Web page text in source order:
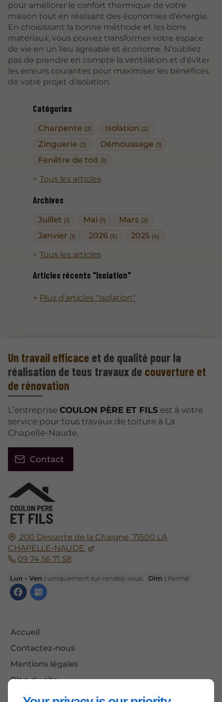
Catégories
Charpente (3) Isolation (2)
Zinguerie (2) Démoussage (1)
Fenêtre de toit (1)
Tous les articles
Archives
Juillet (1) Mai (1) Mars (2)
Janvier (1) 2026 (5) 2025 (4)
Tous les articles
Articles récents "Isolation"
Plus d'articles "Isolation"
pour améliorer le confort thermique de votre
maison tout en réalisant des économies d'énergie.
En choisissant la bonne méthode et les bons
matériaux, vous pouvez transformer votre espace
de vie en un lieu agréable et économe. N'oubliez
pas de prendre en compte la ventilation et d'éviter
les erreurs courantes pour maximiser les bénéfices
de votre projet d'isolation.
200 Desserte de la Chaigne,71500 LA
CHAPELLE-NAUDE
09 74 56 71 58
Lun - Ven : uniquement sur rendez-vous Dim : Fermé
Accueil
Contactez-nous
Mentions légales
Plan du site
Un travail efficace et de qualité pour la
réalisation de tous travaux de couverture et
de rénovation
L’entreprise COULON PÈRE ET FILS est à votre
service pour tous travaux de toiture à La
Chapelle-Naude.
Contact